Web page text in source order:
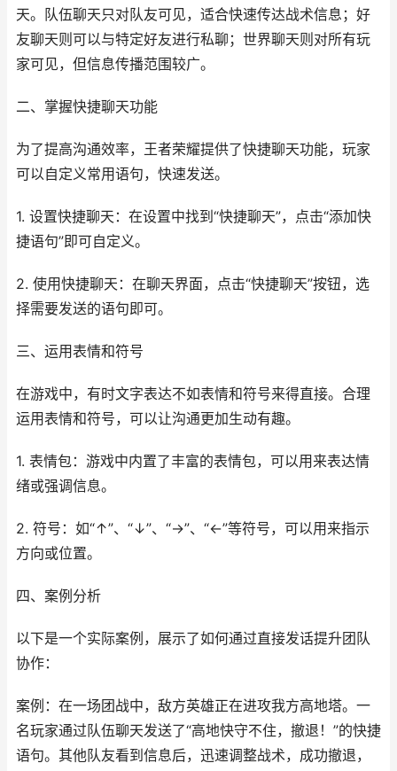
天。队伍聊天只对队友可见，适合快速传达战术信息；好
友聊天则可以与特定好友进行私聊；世界聊天则对所有玩
家可见，但信息传播范围较广。
二、掌握快捷聊天功能
为了提高沟通效率，王者荣耀提供了快捷聊天功能，玩家
可以自定义常用语句，快速发送。
1. 设置快捷聊天：在设置中找到“快捷聊天”，点击“添加快
捷语句”即可自定义。
2. 使用快捷聊天：在聊天界面，点击“快捷聊天”按钮，选
择需要发送的语句即可。
三、运用表情和符号
在游戏中，有时文字表达不如表情和符号来得直接。合理
运用表情和符号，可以让沟通更加生动有趣。
1. 表情包：游戏中内置了丰富的表情包，可以用来表达情
绪或强调信息。
2. 符号：如“↑”、“↓”、“→”、“←”等符号，可以用来指示
方向或位置。
四、案例分析
以下是一个实际案例，展示了如何通过直接发话提升团队
协作：
案例：在一场团战中，敌方英雄正在进攻我方高地塔。一
名玩家通过队伍聊天发送了“高地快守不住，撤退！”的快捷
语句。其他队友看到信息后，迅速调整战术，成功撤退，